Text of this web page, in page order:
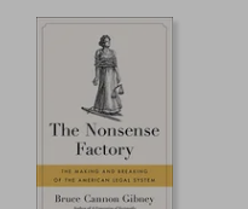
50%
dcto. $